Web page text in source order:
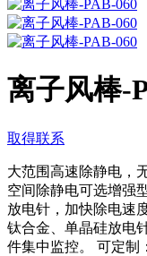
离子风棒-
取得联系
大范围高速除静电，
空间除静电可选增强
放电针，加快除电速
钛合金、单晶硅放电
件集中监控。 可定制